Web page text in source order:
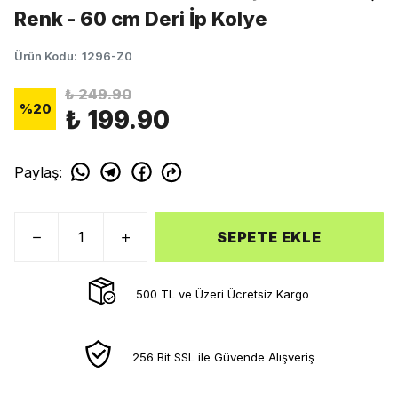
Renk - 60 cm Deri İp Kolye
Ürün Kodu: 1296-Z0
%20
₺ 249.90
₺ 199.90
Paylaş:
SEPETE EKLE
500 TL ve Üzeri Ücretsiz Kargo
256 Bit SSL ile Güvende Alışveriş